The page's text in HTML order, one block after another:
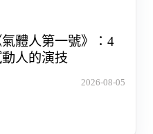
體人第一號》：4
人的演技
2026-08-05